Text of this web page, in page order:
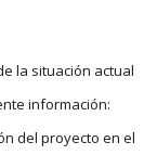
la situación actual
información:
del proyecto en el